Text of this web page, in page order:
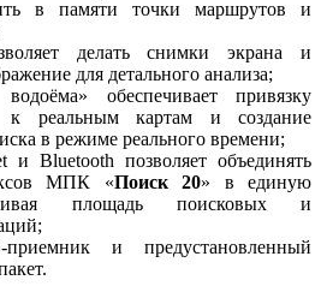
в памяти точки маршрутов и
делать снимки экрана и
для детального анализа;
обеспечивает привязку
к реальным картам и создание
в режиме реального времени;
и Bluetooth позволяет объединять
МПК «Поиск 20» в единую
площадь поисковых и
приемник и предустановленный